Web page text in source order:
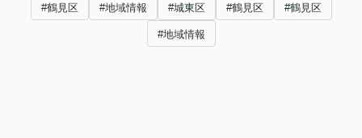
#鶴見区 #地域情報 #城東区 #鶴見区 #鶴見区
#地域情報